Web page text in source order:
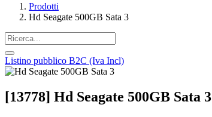
Prodotti
Hd Seagate 500GB Sata 3
Listino pubblico B2C (Iva Incl)
[13778] Hd Seagate 500GB Sata 3